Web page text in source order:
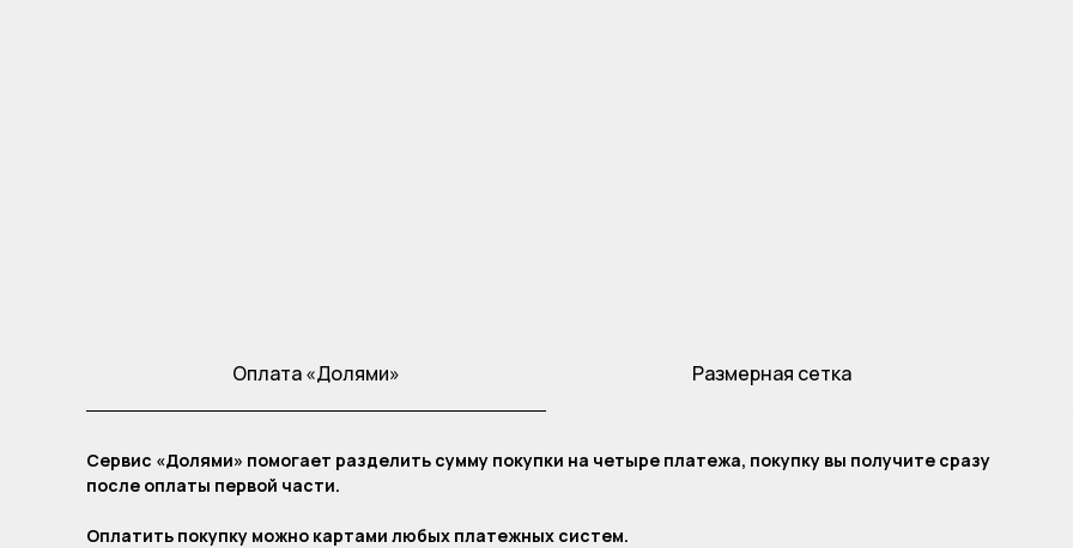
Оплата «Долями» Размерная сетка
Сервис «Долями» помогает разделить сумму покупки на четыре платежа, покупку вы получите сразу
после оплаты первой части.
Оплатить покупку можно картами любых платежных систем.